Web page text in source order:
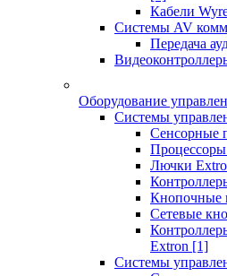
Кабели
Системы AV
Передача
Оборудование
Системы
Сенсорные
Лючки
Кнопочные
Сетевые
Extron [1]
Системы